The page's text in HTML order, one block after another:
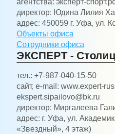
директор: Юдина Лилия
адрес: 450059 г. Уфа, ул.
Объекты офиса
Сотрудники офиса
ЭКСПЕРТ -
тел.: +7-987-040-15-50
сайт, e-mail: www.expert-
ekspert.sipailovo@bk.ru
директор: Миргалеева
адрес: г. Уфа, ул.
«Звездный», 4 этаж)